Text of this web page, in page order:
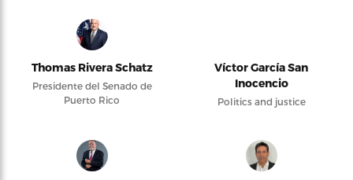
Thomas Rivera Schatz
Presidente del Senado de
Puerto Rico
Víctor García San
Inocencio
Politics and justice